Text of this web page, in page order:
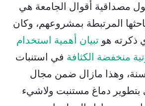
مصداقية أقوال الجامعة هي
المرتبطة بمشروعهم، وكان
ذكرته هو تبيان أهمية استخدام
منخفضة الكثافة في استنبات
وهذا مازال ضمن مجال
بتطوير دماغ مستنبت ولاشيء